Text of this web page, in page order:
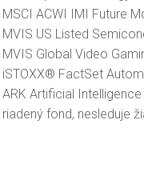
MSCI ACWI IMI Future
MVIS US Listed
MVIS Global Video
iSTOXX® FactSet
ARK Artificial
riadený fond, nesleduje